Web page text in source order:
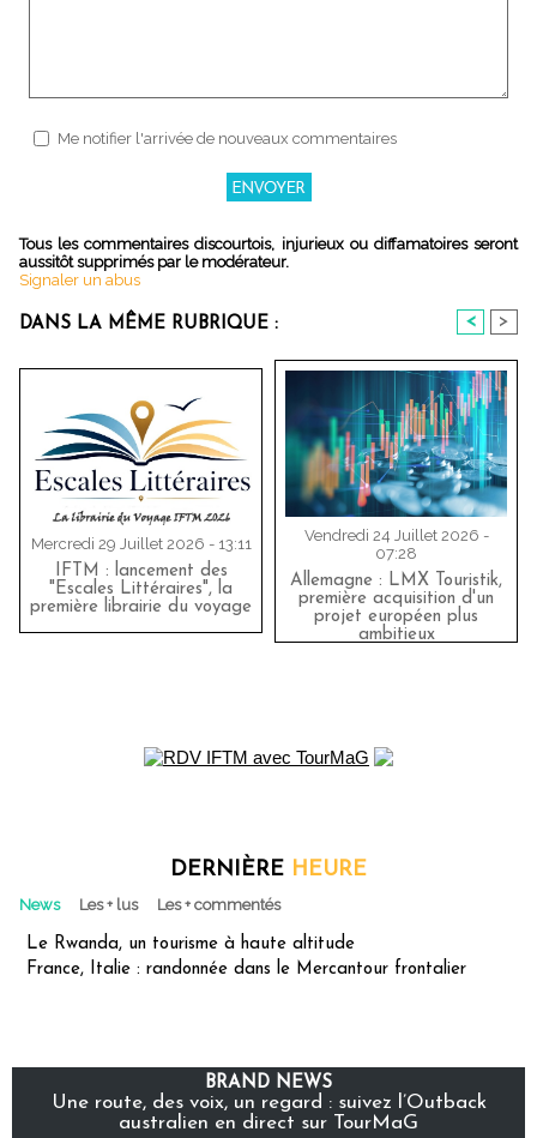
Me notifier l'arrivée de nouveaux commentaires
Tous les commentaires discourtois, injurieux ou diffamatoires seront
aussitôt supprimés par le modérateur.
Signaler un abus
DANS LA MÊME RUBRIQUE : < >
Mercredi 29 Juillet 2026 - 13:11
IFTM : lancement des
"Escales Littéraires", la
première librairie du voyage
Vendredi 24 Juillet 2026 -
07:28
Allemagne : LMX Touristik,
première acquisition d'un
projet européen plus
ambitieux
DERNIÈRE HEURE
News Les + lus Les + commentés
Le Rwanda, un tourisme à haute altitude
France, Italie : randonnée dans le Mercantour frontalier
BRAND NEWS
Une route, des voix, un regard : suivez l’Outback
australien en direct sur TourMaG